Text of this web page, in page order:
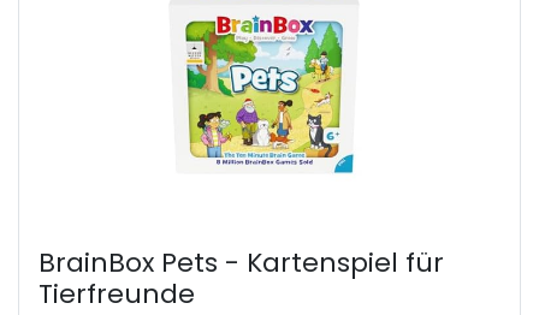
BrainBox Pets - Kartenspiel für
Tierfreunde